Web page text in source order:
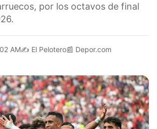
por los octavos de final
AM✍️ El Pelotero📰 Depor.com